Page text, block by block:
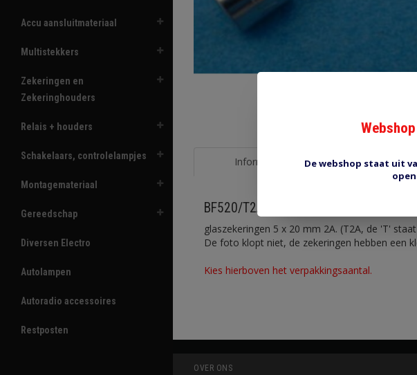
Accu aansluitmateriaal
Multistekkers
Zekeringen en
Zekeringhouders
Relais + houders
Schakelaars, controlelampjes
Montagemateriaal
Gereedschap
Diversen Electro
Autolampen
Autoradio accessoires
Restposten
Informatie Reviews (0)
BF520/T2A glaszekering 2A
glaszekeringen 5 x 20 mm 2A. (T2A, de 'T'
De foto klopt niet, de zekeringen hebben een
Kies hierboven het verpakkingsaantal.
OVER ONS
De webshop staat uit